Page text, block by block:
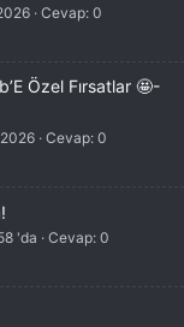
Cevap: 0
Özel Fırsatlar 🤩-
Cevap: 0
'da
Cevap: 0